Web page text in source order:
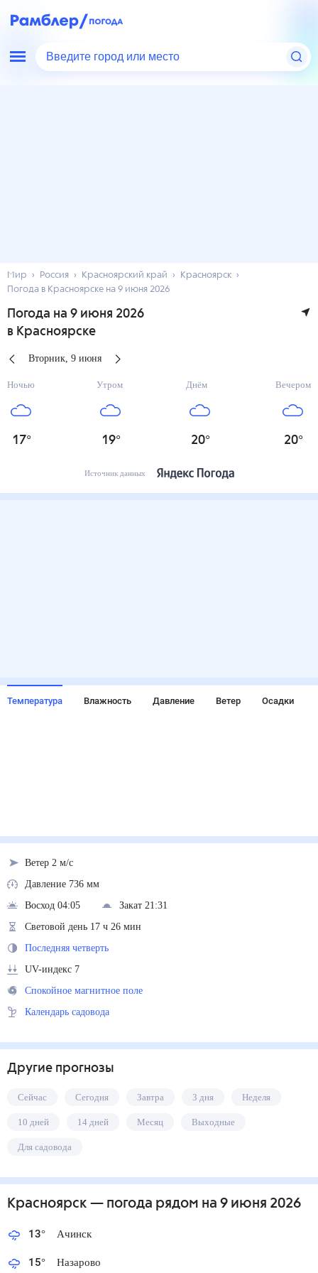
Введите город или место
Мир Россия Красноярский край
Красноярск
Погода в Красноярске на 9 июня 2026
Погода на 9 июня 2026
в Красноярске
Вторник 9 июня
Ночью
17°
Утром
19°
Днём
20°
Вечером
20°
Источник данных
Температура Влажность Давление Ветер Осадки
Ветер 2 м/с
Давление 736 мм
Восход 04:05
Закат 21:31
Световой день 17 ч 26 мин
Последняя четверть
UV-индекс 7
Спокойное магнитное поле
Календарь садовода
Другие прогнозы
Сейчас Сегодня Завтра 3 дня Неделя
10 дней 14 дней Месяц Выходные
Для садовода
Красноярск — погода рядом на 9 июня 2026
13° Ачинск
15° Назарово